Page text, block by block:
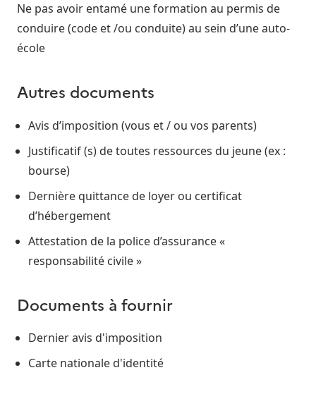
Ne pas avoir entamé une formation au permis de
conduire (code et /ou conduite) au sein d’une auto-
école
Autres documents
Avis d’imposition (vous et / ou vos parents)
Justificatif (s) de toutes ressources du jeune (ex :
bourse)
Dernière quittance de loyer ou certificat
d’hébergement
Attestation de la police d’assurance «
responsabilité civile »
Documents à fournir
Dernier avis d'imposition
Carte nationale d'identité